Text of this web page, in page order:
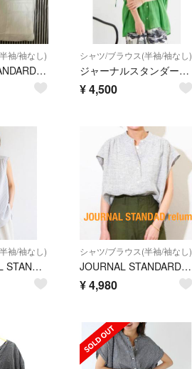
袖/袖なし)
JOURNAL STANDARD relume カラーリネンドロストシャツ
シャツ/ブラウス(半袖/袖なし)
ジャーナルスタンダードレリュームコットンワッシャーシャーリングスリーブブラウス
¥4,500
袖/袖なし)
美品 JOURNAL STANDARD relume ストライプ ブラウス
シャツ/ブラウス(半袖/袖なし)
JOURNAL STANDARD relume フレンチリネンモノトーンブラウス
¥4,980